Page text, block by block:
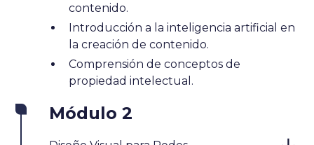
contenido.
Introducción a la inteligencia artificial en
la creación de contenido.
Comprensión de conceptos de
propiedad intelectual.
Módulo 2